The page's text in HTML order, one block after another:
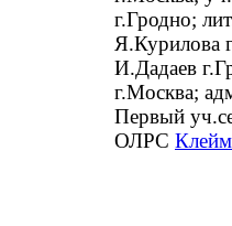
г.Гродно;
Я.Курилова
И.Дадаев
г.Москва;
Первый
ОЛРС